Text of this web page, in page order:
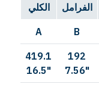
الكلي
الفرامل
A B
419.1
16.5"
192
7.56"